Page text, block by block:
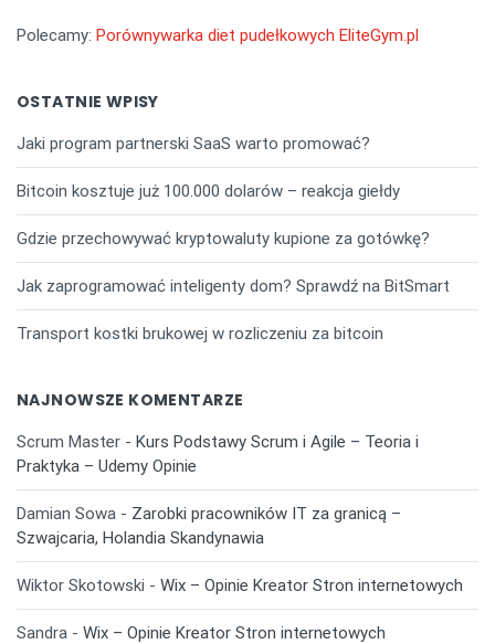
Polecamy: Porównywarka diet pudełkowych EliteGym.pl
OSTATNIE WPISY
Jaki program partnerski SaaS warto promować?
Bitcoin kosztuje już 100.000 dolarów – reakcja giełdy
Gdzie przechowywać kryptowaluty kupione za gotówkę?
Jak zaprogramować inteligenty dom? Sprawdź na BitSmart
Transport kostki brukowej w rozliczeniu za bitcoin
NAJNOWSZE KOMENTARZE
Scrum Master - Kurs Podstawy Scrum i Agile – Teoria i
Praktyka – Udemy Opinie
Damian Sowa - Zarobki pracowników IT za granicą –
Szwajcaria, Holandia Skandynawia
Wiktor Skotowski - Wix – Opinie Kreator Stron internetowych
Sandra - Wix – Opinie Kreator Stron internetowych